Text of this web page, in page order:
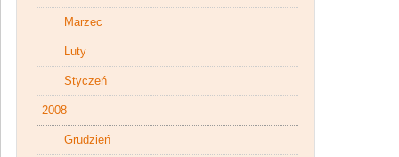
Marzec
Luty
Styczeń
2008
Grudzień